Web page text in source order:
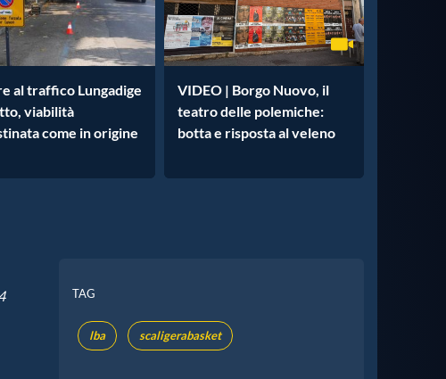
al traffico Lungadige
viabilità
come in origine
VIDEO | Borgo Nuovo, il
teatro delle polemiche:
botta e risposta al veleno
TAG
lba scaligerabasket